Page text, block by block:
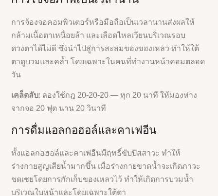
การจ้องจอคอมพิวเตอร์หรือมือถือเป็นเวลานานส่งผลให้
กล้ามเนื้อตาเหนื่อยล้า และเลือดไหลเวียนบริเวณรอบ
ดวงตาได้ไม่ดี ซึ่งนำไปสู่การสะสมของของเหลว ทำให้ใต้
ตาดูบวมและคล้ำ โดยเฉพาะในคนที่ทำงานหน้าคอมตลอด
วัน
เคล็ดลับ: ลองใช้กฎ 20-20-20 — ทุก 20 นาที ให้มองห่าง
จากจอ 20 ฟุต นาน 20 วินาที
การดื่มแอลกอฮอล์และคาเฟอีน
ทั้งแอลกอฮอล์และคาเฟอีนมีฤทธิ์ขับปัสสาวะ ทำให้
ร่างกายสูญเสียน้ำมากขึ้น เมื่อร่างกายขาดน้ำจะเกิดภาวะ
ชดเชยโดยการกักเก็บของเหลวไว้ ทำให้เกิดการบวมน้ำ
บริเวณใบหน้าและโดยเฉพาะใต้ตา